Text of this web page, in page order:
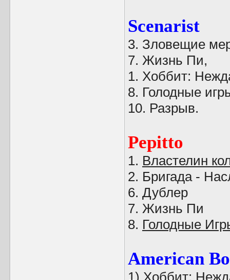
Scenarist
3. Зловещие
7. Жизнь Пи,
1. Хоббит:
8. Голодные
10. Разрыв.
Pepitto
1. Властелин
2. Бригада -
6. Дублер
7. Жизнь Пи
8. Голодные
American
1) Хоббит: